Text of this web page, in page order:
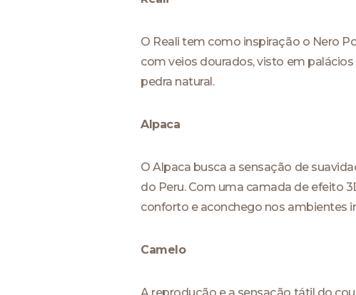
O Reali tem como inspiração o Nero
com veios dourados, visto em
pedra natural.
Alpaca
O Alpaca busca a sensação de
do Peru. Com uma camada de efeito
conforto e aconchego nos ambientes
Camelo